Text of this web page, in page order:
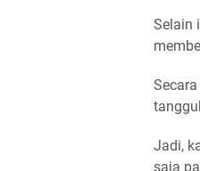
Selain
Jadi,
saja